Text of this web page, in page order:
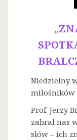
Niedzielny
miłośników
Prof. Jerzy
zabrał nas
słów – ich